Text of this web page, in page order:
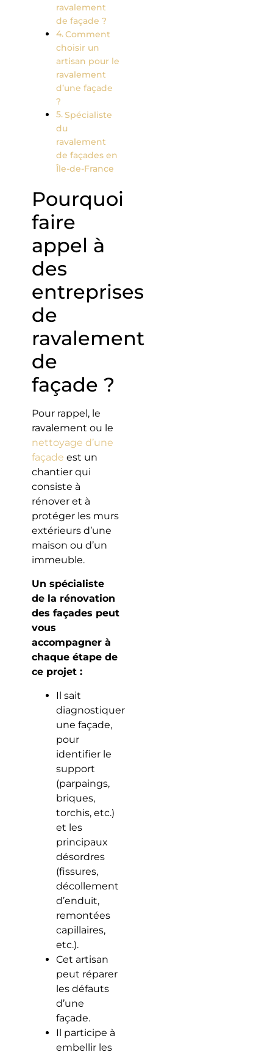
ravalement
de façade ?
Comment
choisir un
artisan pour le
ravalement
d’une façade
?
Spécialiste
du
ravalement
de façades en
Île-de-France
Pourquoi
faire
appel à
des
entreprises
de
ravalement
de
façade ?
Pour rappel, le
ravalement ou le
nettoyage d’une
façade est un
chantier qui
consiste à
rénover et à
protéger les murs
extérieurs d’une
maison ou d’un
immeuble.
Un spécialiste
de la rénovation
des façades peut
vous
accompagner à
chaque étape de
ce projet :
Il sait
diagnostiquer
une façade,
pour
identifier le
support
(parpaings,
briques,
torchis, etc.)
et les
principaux
désordres
(fissures,
décollement
d’enduit,
remontées
capillaires,
etc.).
Cet artisan
peut réparer
les défauts
d’une
façade.
Il participe à
embellir les